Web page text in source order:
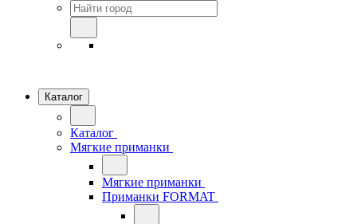
Каталог
Каталог
Мягкие приманки
Мягкие приманки
Приманки FORMAT